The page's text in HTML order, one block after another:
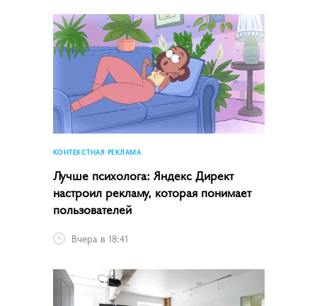
КОНТЕКСТНАЯ РЕКЛАМА
Лучше психолога: Яндекс Директ
настроил рекламу, которая понимает
пользователей
Вчера в 18:41